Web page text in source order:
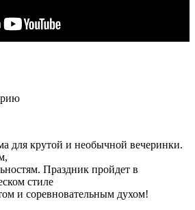
для крутой и необычной вечеринки.
Праздник пройдет в
стиле
и соревновательным духом!